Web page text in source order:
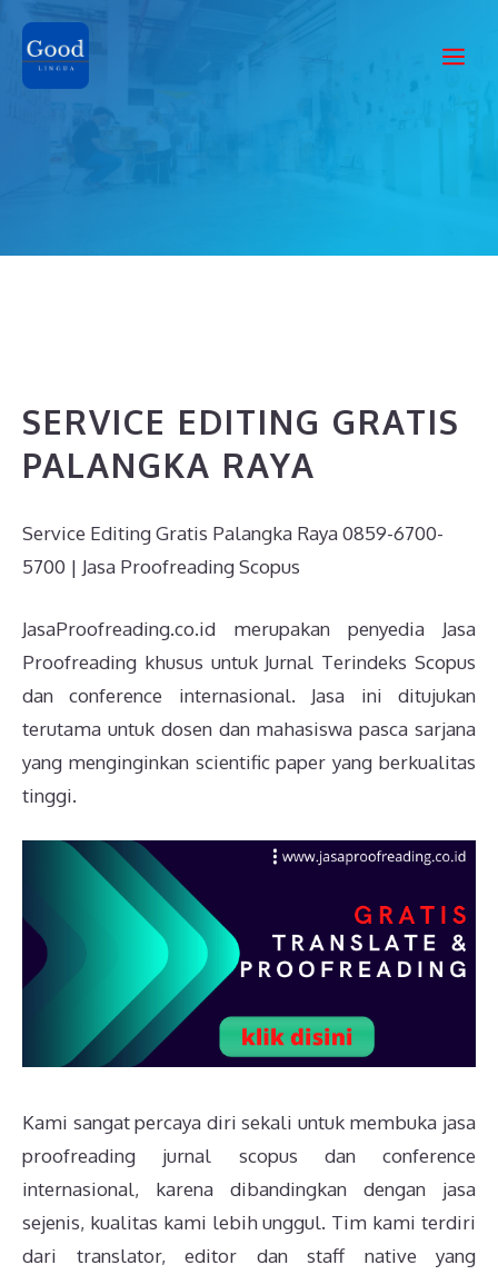
content
SERVICE EDITING GRATIS
PALANGKA RAYA
Service Editing Gratis Palangka Raya 0859-6700-
5700 | Jasa Proofreading Scopus
JasaProofreading.co.id merupakan penyedia Jasa
Proofreading khusus untuk Jurnal Terindeks Scopus
dan conference internasional. Jasa ini ditujukan
terutama untuk dosen dan mahasiswa pasca sarjana
yang menginginkan scientific paper yang berkualitas
tinggi.
Kami sangat percaya diri sekali untuk membuka jasa
proofreading jurnal scopus dan conference
internasional, karena dibandingkan dengan jasa
sejenis, kualitas kami lebih unggul. Tim kami terdiri
dari translator, editor dan staff native yang